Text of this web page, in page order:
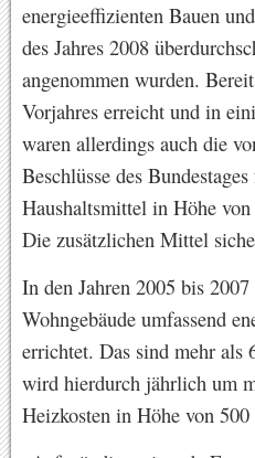
energieeffizienten Bauen
des Jahres 2008
angenommen wurden.
Vorjahres erreicht und in
waren allerdings auch die
Beschlüsse des
Haushaltsmittel in Höhe
Die zusätzlichen Mittel
In den Jahren 2005 bis
Wohngebäude umfassend
errichtet. Das sind mehr als
wird hierdurch jährlich um
Heizkosten in Höhe von